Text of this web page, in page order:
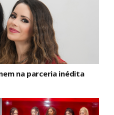
na parceria inédita